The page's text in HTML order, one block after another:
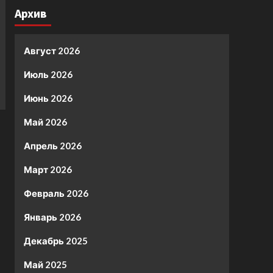
Архив
Август 2026
Июль 2026
Июнь 2026
Май 2026
Апрель 2026
Март 2026
Февраль 2026
Январь 2026
Декабрь 2025
Май 2025